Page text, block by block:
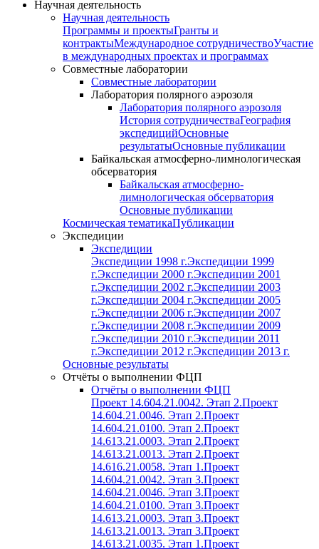
Научная деятельность
Научная деятельность
Программы и проектыГранты и
контрактыМеждународное сотрудничествоУчастие
в международных проектах и программах
Совместные лаборатории
Совместные лаборатории
Лаборатория полярного аэрозоля
Лаборатория полярного аэрозоля
История сотрудничестваГеография
экспедицийОсновные
результатыОсновные публикации
Байкальская атмосферно-лимнологическая
обсерватория
Байкальская атмосферно-
лимнологическая обсерватория
Основные публикации
Космическая тематикаПубликации
Экспедиции
Экспедиции
Экспедиции 1998 г.Экспедиции 1999
г.Экспедиции 2000 г.Экспедиции 2001
г.Экспедиции 2002 г.Экспедиции 2003
г.Экспедиции 2004 г.Экспедиции 2005
г.Экспедиции 2006 г.Экспедиции 2007
г.Экспедиции 2008 г.Экспедиции 2009
г.Экспедиции 2010 г.Экспедиции 2011
г.Экспедиции 2012 г.Экспедиции 2013 г.
Основные результаты
Отчёты о выполнении ФЦП
Отчёты о выполнении ФЦП
Проект 14.604.21.0042. Этап 2.Проект
14.604.21.0046. Этап 2.Проект
14.604.21.0100. Этап 2.Проект
14.613.21.0003. Этап 2.Проект
14.613.21.0013. Этап 2.Проект
14.616.21.0058. Этап 1.Проект
14.604.21.0042. Этап 3.Проект
14.604.21.0046. Этап 3.Проект
14.604.21.0100. Этап 3.Проект
14.613.21.0003. Этап 3.Проект
14.613.21.0013. Этап 3.Проект
14.613.21.0035. Этап 1.Проект